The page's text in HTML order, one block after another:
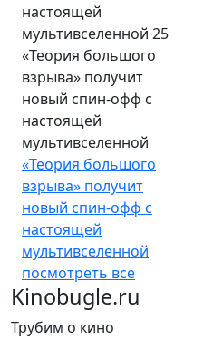
«Теория большого
взрыва» получит
новый спин-офф с
настоящей
мультивселенной
«Теория большого
взрыва» получит
новый спин-офф с
настоящей
мультивселенной
посмотреть все
Kinobugle.ru
Трубим о кино